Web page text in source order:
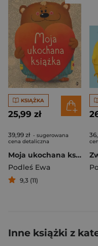
KSIĄŻKA
25,99 zł
39,99 zł - sugerowana
cena detaliczna
Moja ukochana książka
Podleś Ewa
9,3 (11)
Inne książki z